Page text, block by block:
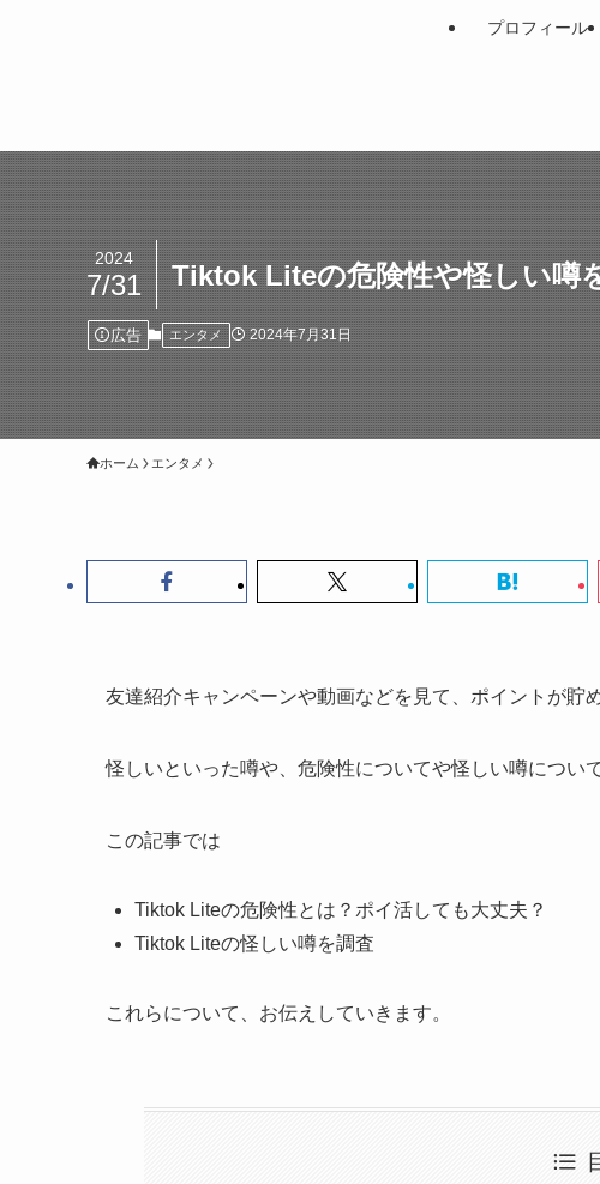
プロフィール
Tiktok Liteの危険性や怪しい噂
2024
7/31
広告 エンタメ 2024年7月31日
ホーム エンタメ
友達紹介キャンペーンや動画などを見て、ポイントが貯
怪しいといった噂や、危険性についてや怪しい噂につい
この記事では
Tiktok Liteの危険性とは？ポイ活しても大丈夫？
Tiktok Liteの怪しい噂を調査
これらについて、お伝えしていきます。